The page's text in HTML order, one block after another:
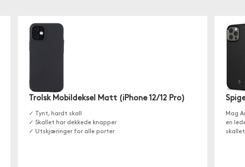
Trolsk Mobildeksel Matt (iPhone 12/12 Pro)
✓ Tynt, hardt skall
✓ Skallet har dekkede knapper
✓ Utskjæringer for alle porter
Mag
en